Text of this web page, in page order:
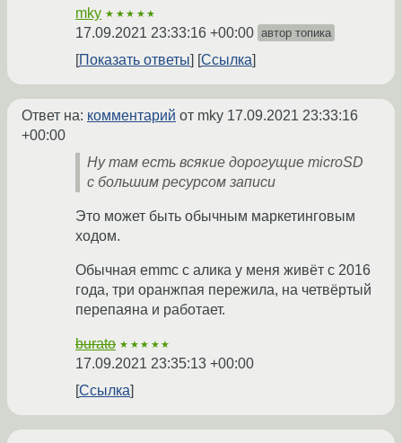
mky ★★★★★
17.09.2021 23:33:16 +00:00 автор топика
Показать ответы Ссылка
Ответ на: комментарий от mky 17.09.2021 23:33:16
+00:00
Ну там есть всякие дорогущие microSD
с большим ресурсом записи
Это может быть обычным маркетинговым
ходом.
Обычная emmc с алика у меня живёт с 2016
года, три оранжпая пережила, на четвёртый
перепаяна и работает.
burato ★★★★★
17.09.2021 23:35:13 +00:00
Ссылка